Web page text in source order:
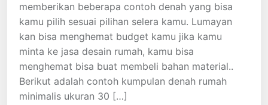
memberikan beberapa contoh denah yang bisa
kamu pilih sesuai pilihan selera kamu. Lumayan
kan bisa menghemat budget kamu jika kamu
minta ke jasa desain rumah, kamu bisa
menghemat bisa buat membeli bahan material..
Berikut adalah contoh kumpulan denah rumah
minimalis ukuran 30 […]